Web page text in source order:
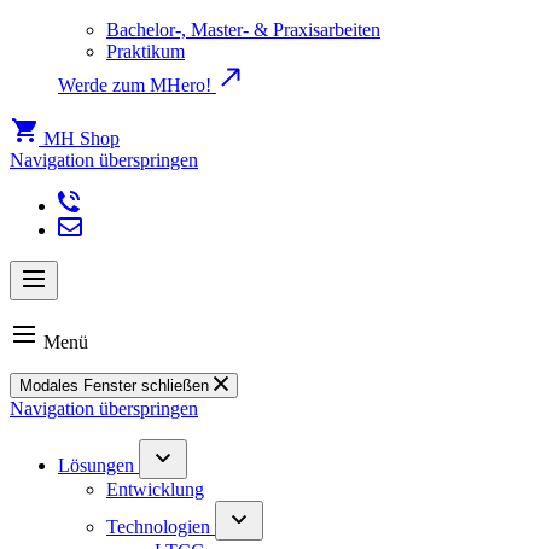
Bachelor-, Master- & Praxisarbeiten
Praktikum
Werde zum MHero!
MH Shop
Navigation überspringen
Menü
Modales Fenster schließen
Navigation überspringen
Lösungen
Entwicklung
Technologien